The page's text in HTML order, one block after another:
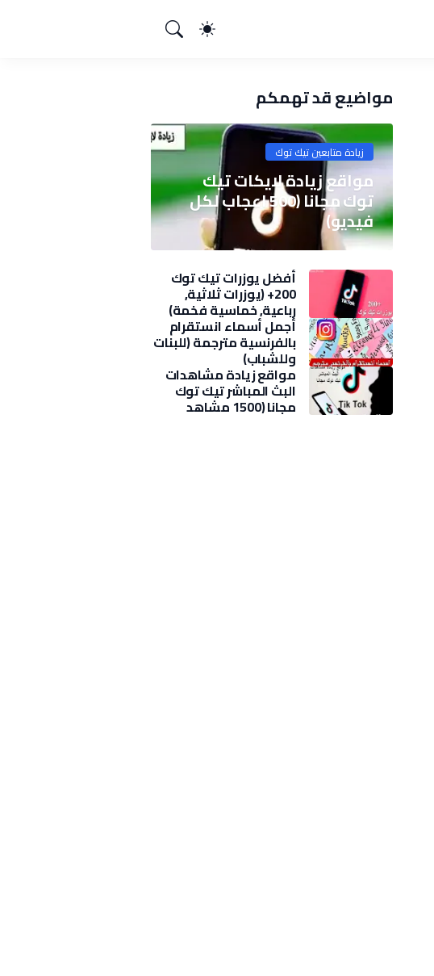
مواضيع قد تهمكم
زيادة متابعين تيك توك
مواقع زيادة لايكات تيك
توك مجانا (500 اعجاب لكل
فيديو)
أفضل يوزرات تيك توك
200+ (يوزرات ثلاثية,
رباعية, خماسية فخمة)
2025
أجمل أسماء انستقرام
بالفرنسية مترجمة (للبنات
وللشباب)
مواقع زيادة مشاهدات
البث المباشر تيك توك
مجانا (1500 مشاهد